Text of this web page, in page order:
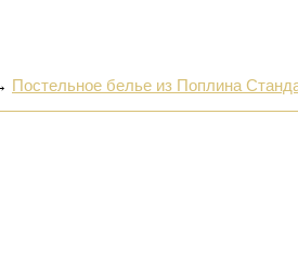
Постельное белье из Поплина